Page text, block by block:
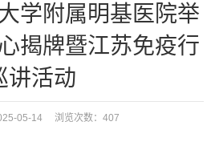
学附属明基医院举
揭牌暨江苏免疫行
讲活动
05-14 浏览次数： 407